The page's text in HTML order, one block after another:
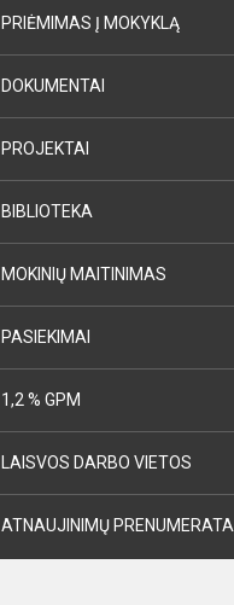
PRIĖMIMAS Į MOKYKLĄ
DOKUMENTAI
PROJEKTAI
BIBLIOTEKA
MOKINIŲ MAITINIMAS
PASIEKIMAI
1,2 % GPM
LAISVOS DARBO VIETOS
ATNAUJINIMŲ PRENUMERATA